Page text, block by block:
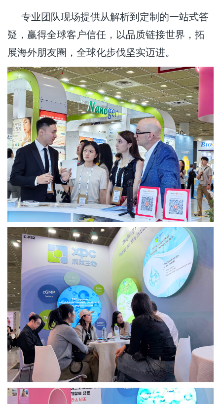
专业团队现场提供从解析到定制的一站式答
疑，赢得全球客户信任，以品质链接世界，拓
展海外朋友圈，全球化步伐坚实迈进。